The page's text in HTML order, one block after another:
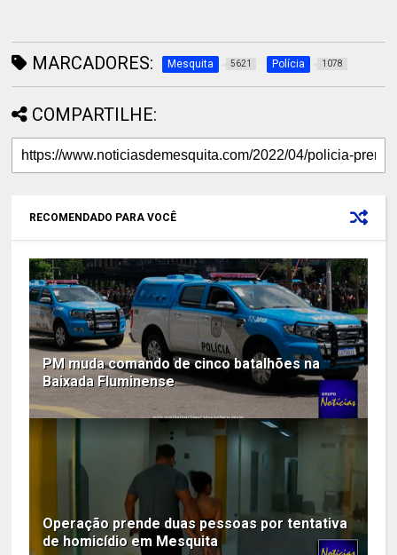
MARCADORES: Mesquita 5621 Polícia 1078
COMPARTILHE:
RECOMENDADO PARA VOCÊ
PM muda comando de cinco batalhões na
Baixada Fluminense
Operação prende duas pessoas por tentativa
de homicídio em Mesquita